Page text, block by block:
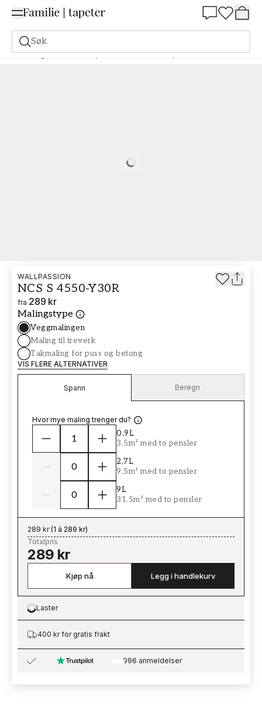
Søk
Maling Bestill basert på NCS Bestill basert på NCS 4550-Y30R
Loading…
WALLPASSION
NCS S 4550-Y30R
fra 289 kr
Malingstype
Veggmalingen
Maling til treverk
Takmaling for puss og betong
VIS FLERE ALTERNATIVER
Spann Beregn
Hvor mye maling trenger du?
0,9L
3.5m² med to pensler
2,7L
9.5m² med to pensler
9L
31.5m² med to pensler
289 kr(1 á 289 kr)
Totalpris
289 kr
Kjøp nå Legg i handlekurv
Loading…
Laster
400 kr for gratis frakt
996 anmeldelser